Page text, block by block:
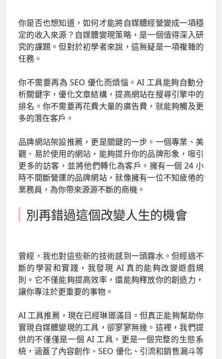
你是否也想知道，如何才能將自媒體經營變成一項穩
定的收入來源？自媒體變現策略，是一個值得深入研
究的課題。但對於初學者來說，這無疑是一項複雜的
任務。
你不需要再為 SEO 優化而煩惱。AI 工具能夠自動分
析關鍵字，優化文章結構，提高網站在搜尋引擎中的
排名。你不需要再花費大量的廣告費，就能夠觸及更
多的潛在客戶。
品牌網站架設推薦，更是關鍵的一步。一個專業、美
觀、易於使用的網站，能夠提升你的品牌形象，吸引
更多的訪客，並將他們轉化為客戶。擁有一個 24 小
時不間斷營運的品牌網站，就像擁有一位不知疲倦的
業務員，為你帶來源源不斷的商機。
別再錯過這個改變人生的機會
曾經，我也對這些新的技術感到一頭霧水。但經過不
斷的學習和實踐，我發現 AI 真的能夠改變遊戲規
則。它不僅能夠提高效率，還能夠釋放你的創造力，
讓你專注於更重要的事物。
AI 工具推薦，現在已經琳瑯滿目。但真正能夠幫助你
實現自媒體變現的工具，卻寥寥無幾。這裡，我們提
供的不僅僅是一個 AI 工具，更是一個完整的生態系
統，涵蓋了內容創作、SEO 優化、引流和銷售漏斗等